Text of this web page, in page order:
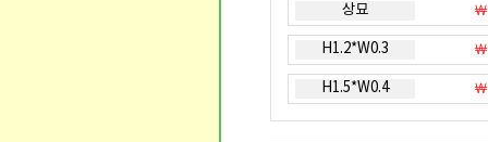
상묘
H1.2*W0.3
H1.5*W0.4